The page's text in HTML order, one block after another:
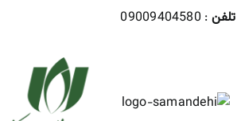
تلفن : 09009404580